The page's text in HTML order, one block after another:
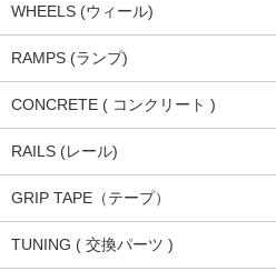
WHEELS (ウィール)
RAMPS (ランプ)
CONCRETE ( コンクリート )
RAILS (レール)
GRIP TAPE（テープ）
TUNING ( 交換パーツ )